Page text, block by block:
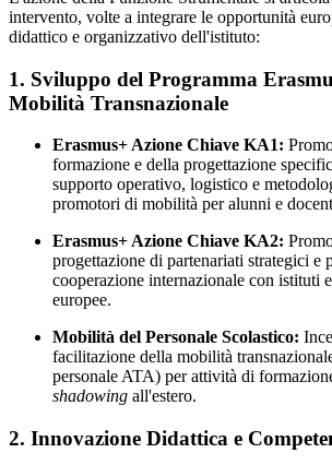
intervento, volte a integrare le opportunità
didattico e organizzativo dell'istituto:
1. Sviluppo del Programma
Mobilità Transnazionale
Erasmus+ Azione Chiave KA1:
formazione e della progettazione
supporto operativo, logistico e
promotori di mobilità per alunni e
Erasmus+ Azione Chiave KA2:
progettazione di partenariati strategici e
cooperazione internazionale con istituti
europee.
Mobilità del Personale Scolastico:
facilitazione della mobilità
personale ATA) per attività di
shadowing all'estero.
2. Innovazione Didattica e